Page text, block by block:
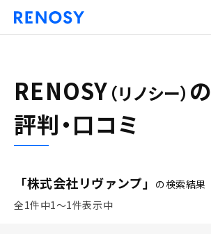
RENOSY （リノシー） の
評判・口コミ
「株式会社リヴァンプ」 の検索結果
全1件中1〜1件表示中